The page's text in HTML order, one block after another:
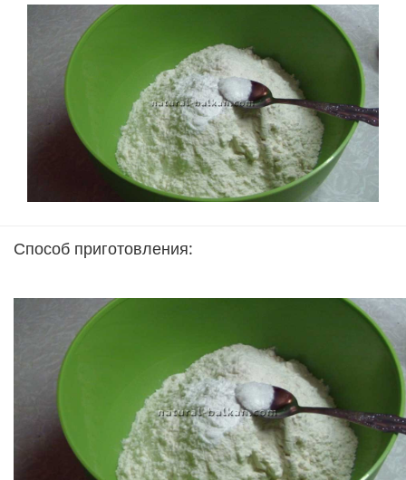
Способ приготовления: